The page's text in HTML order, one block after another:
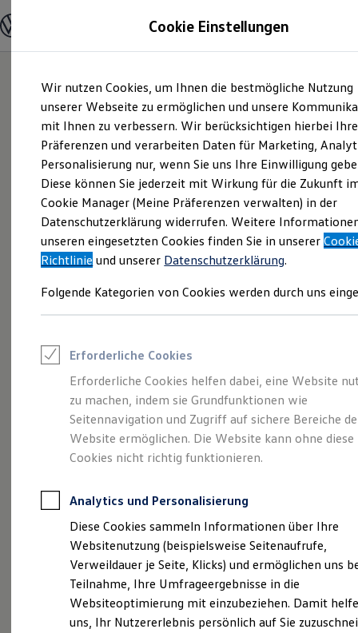
Hauptinhalt
springen
Footer
springen
Modelle und Konfigurator
Modelle vergleichen
Elektroautos
ENERGY Sondermodelle
Nutzfahrzeuge
SUV und CUV
Familienautos
Kombis
Kompaktwagen
Sportwagen
Schnell verfügbare Fahrzeuge
Angebote und Produkte
Aktuelle Angebote
E-Auto-Förderung
Volkswagen Marktplatz
Junge Gebrauchtwagen und Gebrauchtwagen
Saisonangebote
Leasing
Leasing-Angebote
Gebrauchtwagen Leasing
Junge Gebrauchtwagen-Leasing
Elektroauto Leasing
Kleinwagen-Leasing
Leasing ohne Anzahlung
Autokredit mit Schlussrate
Versicherungen und Garantien
Kfz-Versicherung
Restschuldversicherungen
Garantien
Wartungsverträge
Geschäftskunden
Professional Class bei Volkswagen
Großkunden
Behörden
Voll im Leben.
Vollelektrisch. Der
ID.3
Cookie Einstellungen
Wir nutzen Cookies, um Ihnen die bestmögliche Nutzung
unserer Webseite zu ermöglichen und unsere
mit Ihnen zu verbessern. Wir berücksichtigen hierbei Ihre
Präferenzen und verarbeiten Daten für Marketing,
Personalisierung nur, wenn Sie uns Ihre Einwilligung
Diese können Sie jederzeit mit Wirkung für die Zukunft
Cookie Manager (Meine Präferenzen verwalten) in der
Datenschutzerklärung widerrufen. Weitere
unseren eingesetzten Cookies finden Sie in unserer
Richtlinie und unserer Datenschutzerklärung.
Folgende Kategorien von Cookies werden durch uns
Erforderliche Cookies
Erforderliche Cookies helfen dabei, eine Website
zu machen, indem sie Grundfunktionen wie
Seitennavigation und Zugriff auf sichere Bereiche
Website ermöglichen. Die Website kann ohne diese
Cookies nicht richtig funktionieren.
Analytics und Personalisierung
Diese Cookies sammeln Informationen über Ihre
Websitenutzung (beispielsweise Seitenaufrufe,
Verweildauer je Seite, Klicks) und ermöglichen uns
Teilnahme, Ihre Umfrageergebnisse in die
Websiteoptimierung mit einzubeziehen. Damit
uns, Ihr Nutzererlebnis persönlich auf Sie